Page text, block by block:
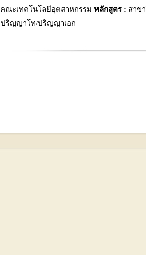
คณะเทคโนโลยีอุตสาหกรรม หลักสูตร : สาข
ปริญญาโท/ปริญญาเอก